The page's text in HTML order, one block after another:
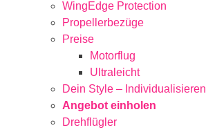
WingEdge Protection
Propellerbezüge
Preise
Motorflug
Ultraleicht
Dein Style – Individualisieren
Angebot einholen
Drehflügler